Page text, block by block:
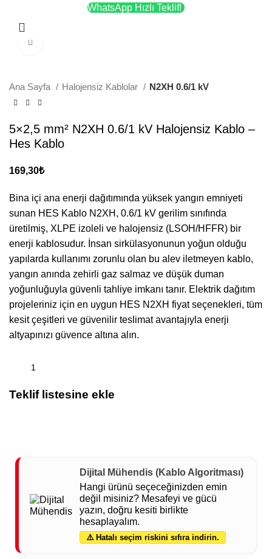
WhatsApp Hızlı Teklif!
Ana Sayfa Halojensiz Kablolar N2XH 0.6/1 kV
5×2,5 mm² N2XH 0.6/1 kV Halojensiz Kablo –
Hes Kablo
169,30₺
Bina içi ana enerji dağıtımında yüksek yangın emniyeti
sunan HES Kablo N2XH, 0.6/1 kV gerilim sınıfında
üretilmiş, XLPE izoleli ve halojensiz (LSOH/HFFR) bir
enerji kablosudur. İnsan sirkülasyonunun yoğun olduğu
yapılarda kullanımı zorunlu olan bu alev iletmeyen kablo,
yangın anında zehirli gaz salmaz ve düşük duman
yoğunluğuyla güvenli tahliye imkanı tanır. Elektrik dağıtım
projeleriniz için en uygun HES N2XH fiyat seçenekleri, tüm
kesit çeşitleri ve güvenilir teslimat avantajıyla enerji
altyapınızı güvence altına alın.
Teklif listesine ekle
Dijital Mühendis (Kablo Algoritması)
Hangi ürünü seçeceğinizden emin
değil misiniz? Mesafeyi ve gücü
yazın, doğru kesiti birlikte
hesaplayalım.
⚠️ Hatalı seçim riskini sıfıra indirin.